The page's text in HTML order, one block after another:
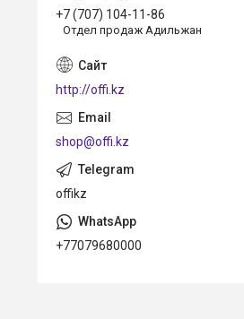
+7 (707) 104-11-86
Отдел продаж Адильжан
http://offi.kz
shop@offi.kz
offikz
+77079680000